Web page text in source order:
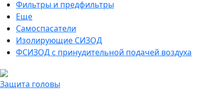
Фильтры и предфильтры
Еще
Самоспасатели
Изолирующие СИЗОД
ФСИЗОД с принудительной подачей воздуха
Защита головы